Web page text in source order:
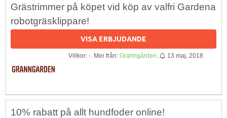
Grästrimmer på köpet vid köp av valfri Gardena
robotgräsklippare!
VISA ERBJUDANDE
Villkor: -. Mer från: Granngården 13 maj, 2018
10% rabatt på allt hundfoder online!